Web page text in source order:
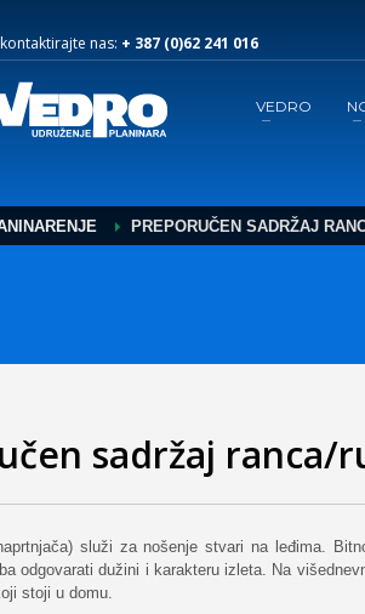
nas: + 387 (0)62 241 016
VEDRO
PREPORUČEN SADRŽAJ
sadržaj ranca/
služi za nošenje stvari na leđima.
odgovarati dužini i karakteru izleta. Na
stoji u domu.